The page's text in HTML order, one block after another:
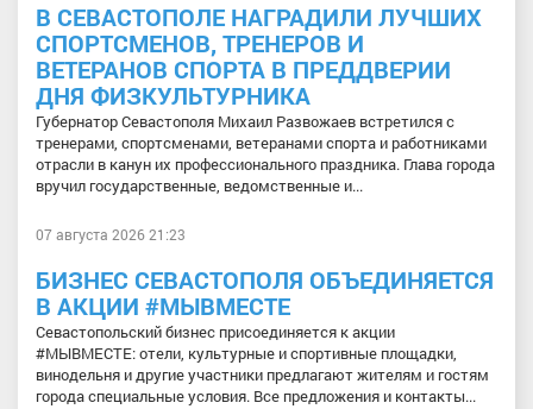
В СЕВАСТОПОЛЕ НАГРАДИЛИ ЛУЧШИХ
СПОРТСМЕНОВ, ТРЕНЕРОВ И
ВЕТЕРАНОВ СПОРТА В ПРЕДДВЕРИИ
ДНЯ ФИЗКУЛЬТУРНИКА
Губернатор Севастополя Михаил Развожаев встретился с
тренерами, спортсменами, ветеранами спорта и работниками
отрасли в канун их профессионального праздника. Глава города
вручил государственные, ведомственные и...
07 августа 2026 21:23
БИЗНЕС СЕВАСТОПОЛЯ ОБЪЕДИНЯЕТСЯ
В АКЦИИ #МЫВМЕСТЕ
Севастопольский бизнес присоединяется к акции
#МЫВМЕСТЕ: отели, культурные и спортивные площадки,
винодельня и другие участники предлагают жителям и гостям
города специальные условия. Все предложения и контакты...